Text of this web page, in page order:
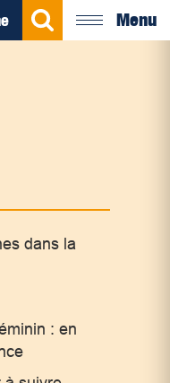
Menu
dans la
: en